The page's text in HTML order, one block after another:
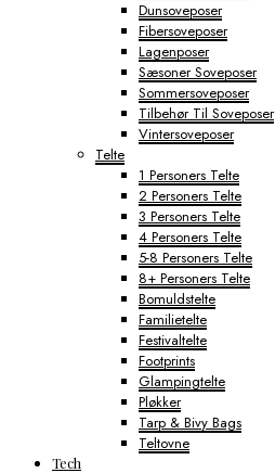
Dunsoveposer
Fibersoveposer
Lagenposer
Sæsoner Soveposer
Sommersoveposer
Tilbehør Til Soveposer
Vintersoveposer
Telte
1 Personers Telte
2 Personers Telte
3 Personers Telte
4 Personers Telte
5-8 Personers Telte
8+ Personers Telte
Bomuldstelte
Familietelte
Festivaltelte
Footprints
Glampingtelte
Pløkker
Tarp & Bivy Bags
Teltovne
Tech